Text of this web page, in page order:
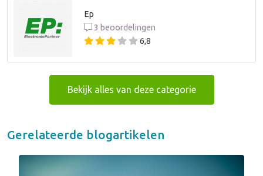
Ep
3 beoordelingen
6,8
Bekijk alles van deze categorie
Gerelateerde blogartikelen